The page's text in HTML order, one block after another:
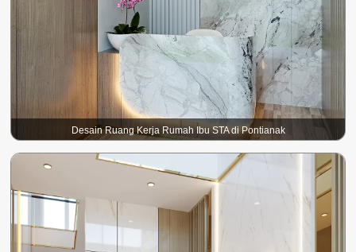
Desain Ruang Kerja Rumah Ibu STA di Pontianak